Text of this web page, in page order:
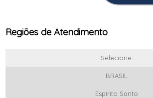
Regiões de Atendimento
Selecione:
BRASIL
Espírito Santo